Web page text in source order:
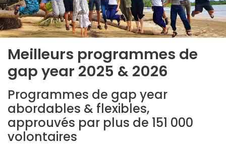
Meilleurs programmes de
gap year 2025 & 2026
Programmes de gap year
abordables & flexibles,
approuvés par plus de 151 000
volontaires